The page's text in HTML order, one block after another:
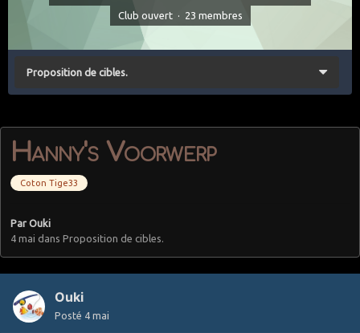
Club ouvert · 23 membres
Proposition de cibles.
Hanny's Voorwerp
Coton Tige33
Par Ouki
4 mai dans Proposition de cibles.
Ouki
Posté 4 mai